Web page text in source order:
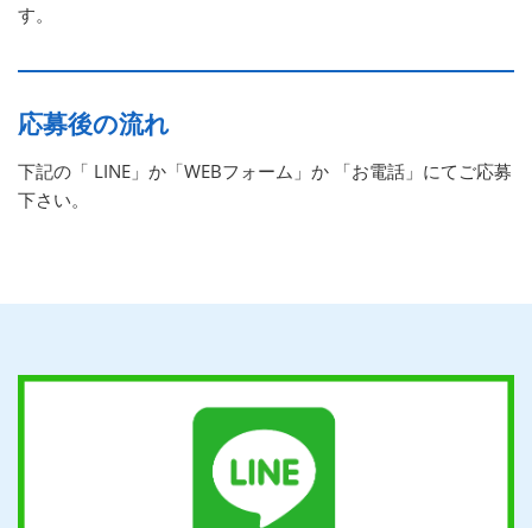
す。
応募後の流れ
下記の「 LINE」か「WEBフォーム」か 「お電話」にてご応募
下さい。